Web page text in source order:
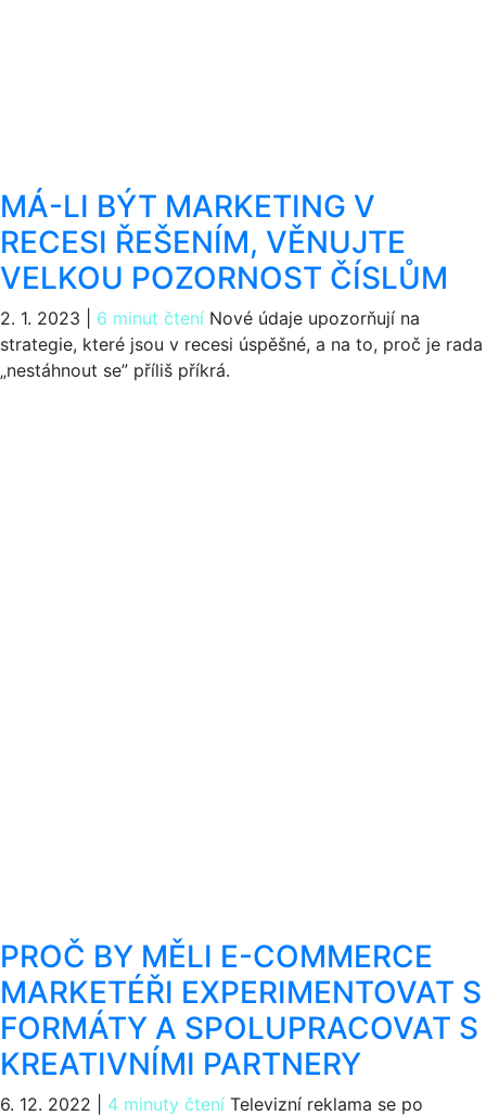
MÁ-LI BÝT MARKETING V
RECESI ŘEŠENÍM, VĚNUJTE
VELKOU POZORNOST ČÍSLŮM
2. 1. 2023 6 minut čtení Nové údaje upozorňují na
strategie, které jsou v recesi úspěšné, a na to, proč je rada
„nestáhnout se” příliš příkrá.
PROČ BY MĚLI E-COMMERCE
MARKETÉŘI EXPERIMENTOVAT S
FORMÁTY A SPOLUPRACOVAT S
KREATIVNÍMI PARTNERY
6. 12. 2022 4 minuty čtení Televizní reklama se po